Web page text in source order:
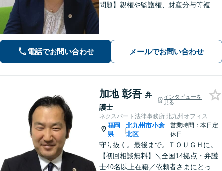
問題】親権や監護権、財産分与等複雑
力と交渉力を強みに円満な相続へ。
電話でお問い合わせ メールでお問い合わせ
加地 彰吾 弁
護士
インタビューを
見る
ネクスパート法律事務所 北九州オフィス
福岡
県
|
北九州市小倉
北区
営業時間：本日定
休日
守り抜く。最後まで。ＴＯＵＧＨに。
【初回相談無料】＼全国14拠点・弁護
士40名以上在籍／依頼者さまにとって